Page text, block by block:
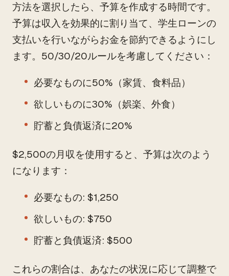
方法を選択したら、予算を作成する時間です。
予算は収入を効果的に割り当て、学生ローンの
支払いを行いながらお金を節約できるようにし
ます。50/30/20ルールを考慮してください：
必要なものに50%（家賃、食料品）
欲しいものに30%（娯楽、外食）
貯蓄と負債返済に20%
$2,500の月収を使用すると、予算は次のよう
になります：
必要なもの: $1,250
欲しいもの: $750
貯蓄と負債返済: $500
これらの割合は、あなたの状況に応じて調整で